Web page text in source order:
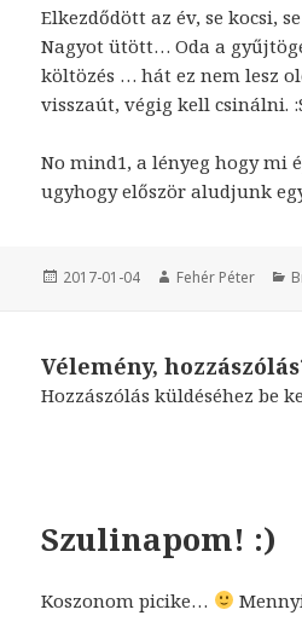
Elkezdődött az év, se kocsi,
Nagyot ütött… Oda a
költözés … hát ez nem lesz
visszaút, végig kell csinálni.
No mind1, a lényeg hogy mi
ugyhogy először aludjunk
Közzétéve
2017-01-04 Szerző
Fehér Péter
Vélemény,
Hozzászólás küldéséhezbe
Szulinapom! :)
Koszonom picike…